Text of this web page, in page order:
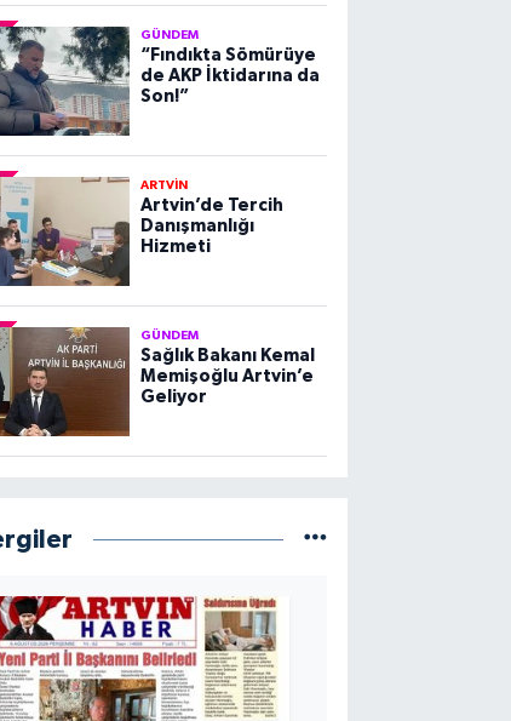
GÜNDEM
“Fındıkta Sömürüye
de AKP İktidarına da
Son!”
ARTVİN
Artvin’de Tercih
Danışmanlığı
Hizmeti
GÜNDEM
Sağlık Bakanı Kemal
Memişoğlu Artvin’e
Geliyor